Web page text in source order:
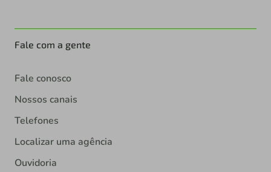
Fale com a gente
Fale conosco
Nossos canais
Telefones
Localizar uma agência
Ouvidoria